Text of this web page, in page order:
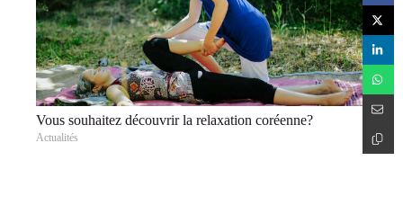
Vous souhaitez découvrir la relaxation coréenne?
Actualités